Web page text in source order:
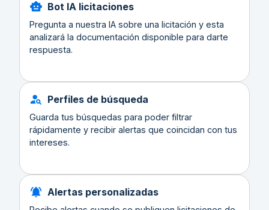
Bot IA licitaciones
Pregunta a nuestra IA sobre una licitación y esta
analizará la documentación disponible para darte
respuesta.
Perfiles de búsqueda
Guarda tus búsquedas para poder filtrar
rápidamente y recibir alertas que coincidan con tus
intereses.
Alertas personalizadas